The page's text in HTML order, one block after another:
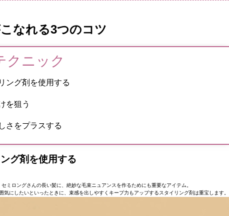
なれる3つのコツ
クニック
ング剤を使用する
を狙う
さをプラスする
グ剤を使用する
ミロングさんの長い髪に、絶妙な毛束ニュアンスを作るためにも重要なアイテム。
にしたいといったときに、束感を出しやすくキープ力もアップするスタイリング剤は重宝します。